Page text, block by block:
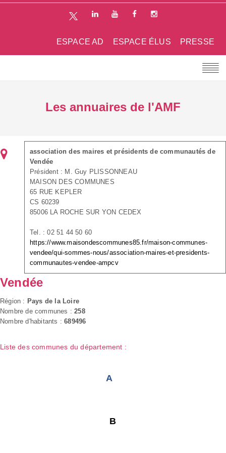
PRESSE
ESPACE ÉLUS
ESPACE AD
Les annuaires de l'AMF
association des maires et présidents de communautés de
Vendée
Président : M. Guy PLISSONNEAU
MAISON DES COMMUNES
65 RUE KEPLER
CS 60239
85006 LA ROCHE SUR YON CEDEX
Tel. : 02 51 44 50 60
https://www.maisondescommunes85.fr/maison-communes-
vendee/qui-sommes-nous/association-maires-et-presidents-
communautes-vendee-ampcv
Vendée
Région : Pays de la Loire
Nombre de communes :258
Nombre d'habitants :689496
Liste des communes du département :
A
B